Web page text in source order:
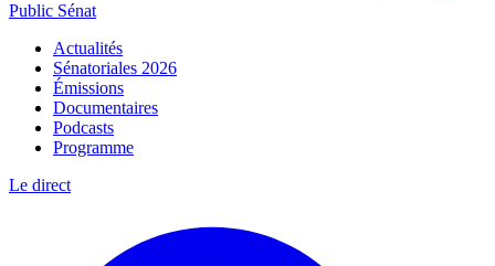
Public Sénat
Actualités
Sénatoriales 2026
Émissions
Documentaires
Podcasts
Programme
Le direct